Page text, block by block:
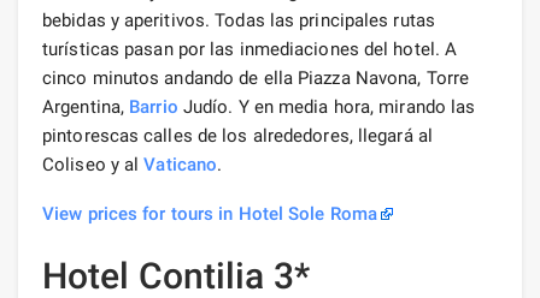
bebidas y aperitivos. Todas las principales rutas
turísticas pasan por las inmediaciones del hotel. A
cinco minutos andando de ella Piazza Navona, Torre
Argentina, Barrio Judío. Y en media hora, mirando las
pintorescas calles de los alrededores, llegará al
Coliseo y alVaticano.
View prices for tours in Hotel Sole Roma
Hotel Contilia 3*